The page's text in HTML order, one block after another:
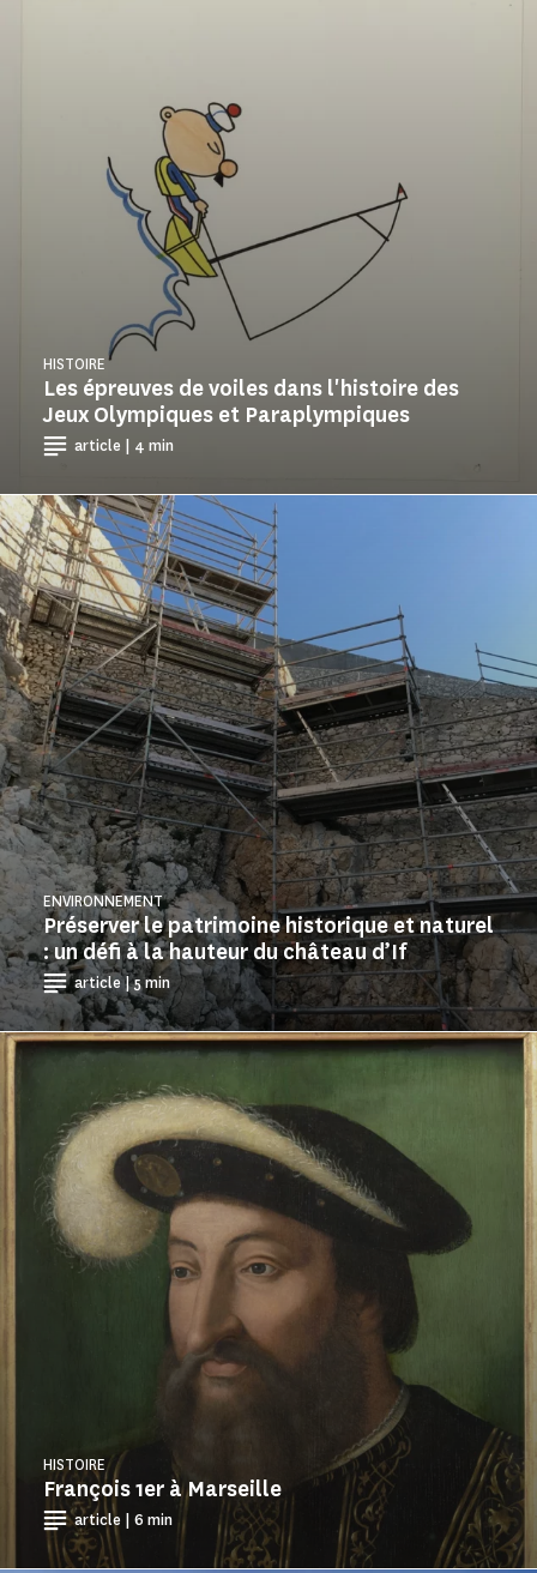
Les épreuves de voiles dans l'histoire des
Jeux Olympiques et Paraplympiques
HISTOIRE
article | 4 min
Préserver le patrimoine historique et naturel
: un défi à la hauteur du château d’If
ENVIRONNEMENT
article | 5 min
François 1er à Marseille
HISTOIRE
article | 6 min